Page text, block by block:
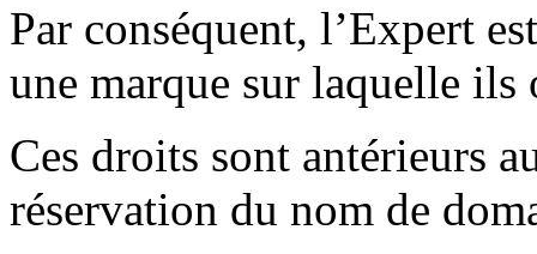
Par conséquent, l’Expert
une marque sur laquelle
Ces droits sont antérieurs
réservation du nom de